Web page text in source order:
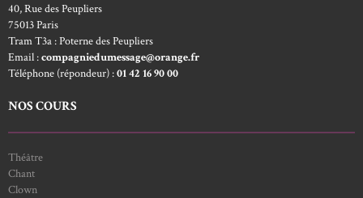
40, Rue des Peupliers
75013 Paris
Tram T3a : Poterne des Peupliers
Email :compagniedumessage@orange.fr
Téléphone (répondeur) :01 42 16 90 00
NOS COURS
Théâtre
Chant
Clown